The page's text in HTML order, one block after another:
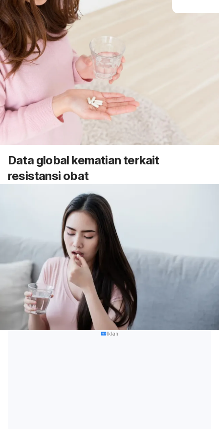
Data global kematian terkait
resistansi obat
Iklan